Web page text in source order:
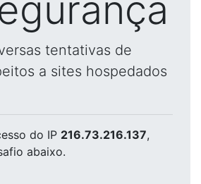
tentativas de
a sites hospedados
do IP 216.73.216.137,
abaixo.